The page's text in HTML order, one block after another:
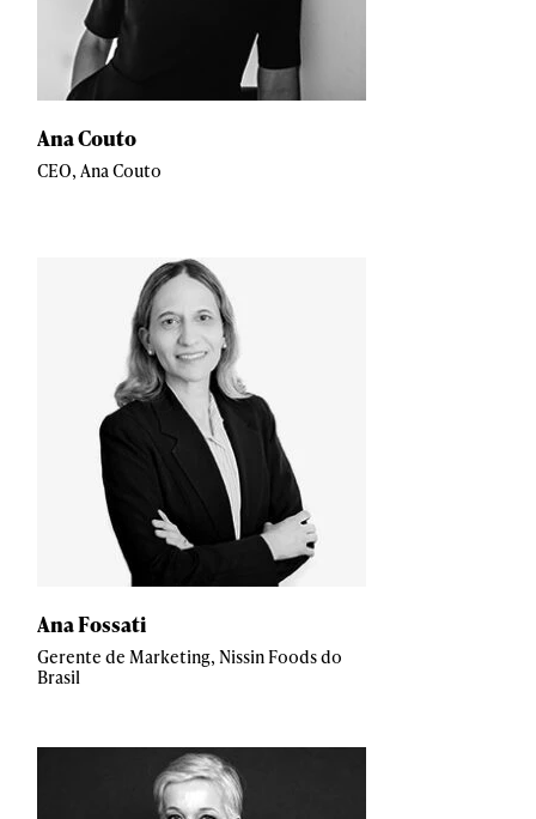
Ana Couto
CEO, Ana Couto
Ana Fossati
Gerente de Marketing, Nissin Foods do
Brasil